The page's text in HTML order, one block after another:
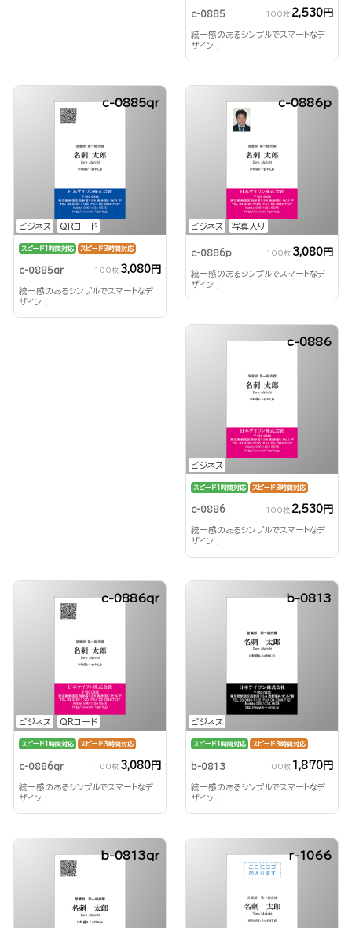
c-0885 100枚 2,530円
統一感のあるシンプルでスマートなデ
ザイン！
ビジネス QRコード
c-0885qr
スピード1時間対応 スピード3時間対応
c-0885qr 100枚 3,080円
統一感のあるシンプルでスマートなデ
ザイン！
ビジネス 写真入り
c-0886p
c-0886p 100枚 3,080円
統一感のあるシンプルでスマートなデ
ザイン！
ビジネス
c-0886
スピード1時間対応 スピード3時間対応
c-0886 100枚 2,530円
統一感のあるシンプルでスマートなデ
ザイン！
ビジネス QRコード
c-0886qr
スピード1時間対応 スピード3時間対応
c-0886qr 100枚 3,080円
統一感のあるシンプルでスマートなデ
ザイン！
ビジネス
b-0813
スピード1時間対応 スピード3時間対応
b-0813 100枚 1,870円
統一感のあるシンプルでスマートなデ
ザイン！
b-0813qr r-1066